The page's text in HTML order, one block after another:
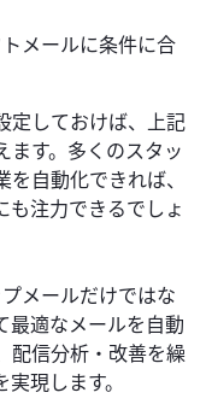
メールに条件に合
定しておけば、上記
ます。多くのスタッ
自動化できれば、
も注力できるでしょ
メールだけではな
最適なメールを自動
配信分析・改善を繰
現します。